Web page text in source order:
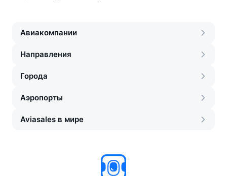
Авиакомпании
Направления
Города
Аэропорты
Aviasales в мире